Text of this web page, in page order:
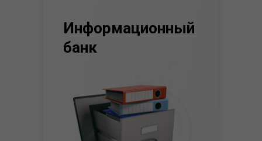
Информационный
банк